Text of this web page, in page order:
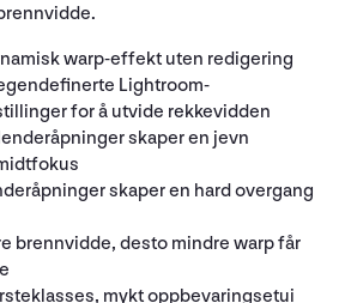
warp-effekt uten redigering
Lightroom-
for å utvide rekkevidden
skaper en jevn
skaper en hard overgang
brennvidde, desto mindre warp får
mykt oppbevaringsetui